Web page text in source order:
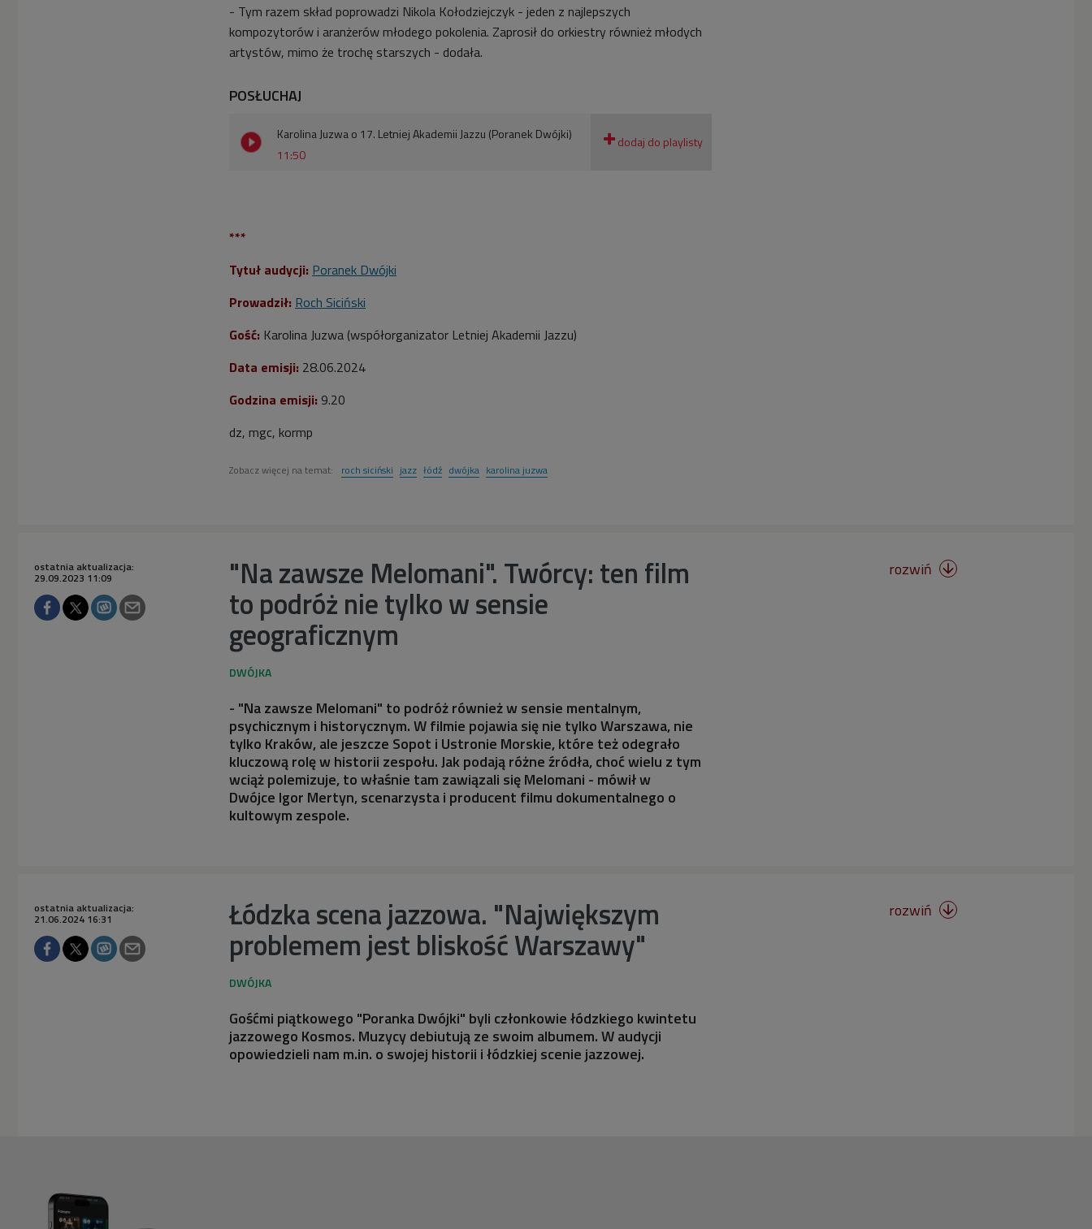
- Tym razem skład poprowadzi Nikola Kołodziejczyk - jeden z najlepszych
kompozytorów i aranżerów młodego pokolenia. Zaprosił do orkiestry również młodych
artystów, mimo że trochę starszych - dodała.
POSŁUCHAJ
11:50
Karolina Juzwa o 17. Letniej Akademii Jazzu (Poranek Dwójki)
***
Tytuł audycji: Poranek Dwójki
Prowadził: Roch Siciński
Gość: Karolina Juzwa (współorganizator Letniej Akademii Jazzu)
Data emisji: 28.06.2024
Godzina emisji: 9.20
dz, mgc, kormp
Zobacz więcej na temat: roch siciński jazz łódź dwójka karolina juzwa
"Na zawsze Melomani". Twórcy: ten film
to podróż nie tylko w sensie
geograficznym
ostatnia aktualizacja:
29.09.2023 11:09
- "Na zawsze Melomani" to podróż również w sensie mentalnym,
psychicznym i historycznym. W filmie pojawia się nie tylko Warszawa, nie
tylko Kraków, ale jeszcze Sopot i Ustronie Morskie, które też odegrało
kluczową rolę w historii zespołu. Jak podają różne źródła, choć wielu z tym
wciąż polemizuje, to właśnie tam zawiązali się Melomani - mówił w
Dwójce Igor Mertyn, scenarzysta i producent filmu dokumentalnego o
kultowym zespole.
rozwiń 
Łódzka scena jazzowa. "Największym
problemem jest bliskość Warszawy"
ostatnia aktualizacja:
21.06.2024 16:31
Gośćmi piątkowego "Poranka Dwójki" byli członkowie łódzkiego kwintetu
jazzowego Kosmos. Muzycy debiutują ze swoim albumem. W audycji
opowiedzieli nam m.in. o swojej historii i łódzkiej scenie jazzowej.
rozwiń 